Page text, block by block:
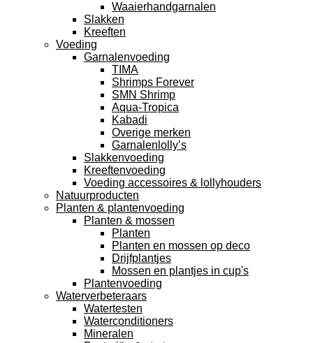
Waaierhandgarnalen
Slakken
Kreeften
Voeding
Garnalenvoeding
TIMA
Shrimps Forever
SMN Shrimp
Aqua-Tropica
Kabadi
Overige merken
Garnalenlolly’s
Slakkenvoeding
Kreeftenvoeding
Voeding accessoires & lollyhouders
Natuurproducten
Planten & plantenvoeding
Planten & mossen
Planten
Planten en mossen op deco
Drijfplantjes
Mossen en plantjes in cup's
Plantenvoeding
Waterverbeteraars
Watertesten
Waterconditioners
Mineralen